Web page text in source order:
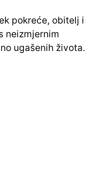
pokreće, obitelj i
neizmjernim
ugašenih života.